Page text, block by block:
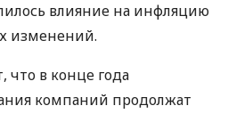
влияние на инфляцию
изменений.
что в конце года
компаний продолжат